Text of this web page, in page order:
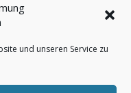
und unseren Service zu